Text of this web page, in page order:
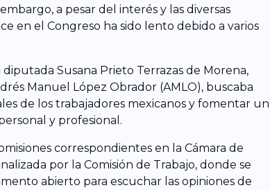
a pesar del interés y las diversas
en el Congreso ha sido lento debido a varios
Susana Prieto Terrazas de Morena,
Manuel López Obrador (AMLO), buscaba
de los trabajadores mexicanos y fomentar un
y profesional.
correspondientes en la Cámara de
por la Comisión de Trabajo, donde se
abierto para escuchar las opiniones de